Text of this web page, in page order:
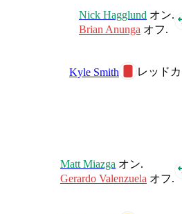
Nick Hagglund オン.
Brian Anunga オフ.
レッド
Kyle Smith
Matt Miazga オン.
Gerardo Valenzuela オフ.